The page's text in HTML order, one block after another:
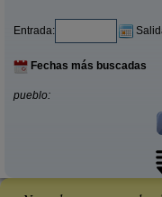
Entrada:
Fechas más buscadas
pueblo: